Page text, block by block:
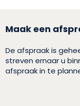
Maak een
De afspraak is
streven ernaar u
afspraak in te